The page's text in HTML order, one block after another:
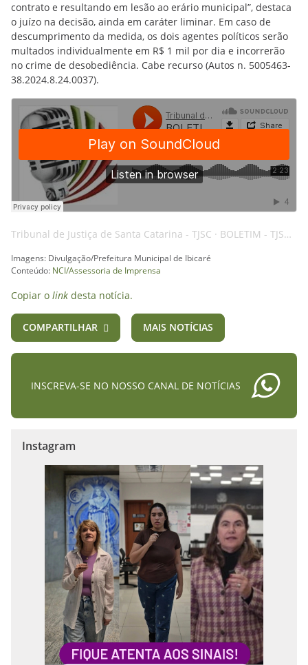
contrato e resultando em lesão ao erário municipal”, destaca
o juízo na decisão, ainda em caráter liminar. Em caso de
descumprimento da medida, os dois agentes políticos serão
multados individualmente em R$ 1 mil por dia e incorrerão
no crime de desobediência. Cabe recurso (Autos n. 5005463-
38.2024.8.24.0037).
Tribunal de Justiça de Santa Catarina - TJSC · BOLETIM - TJSC - 28NOV24 - FISCAL - AI
Imagens: Divulgação/Prefeitura Municipal de Ibicaré
Conteúdo: NCI/Assessoria de Imprensa
Copiar o link desta notícia.
COMPARTILHAR MAIS NOTÍCIAS
INSCREVA-SE NO NOSSO CANAL DE NOTÍCIAS
Instagram